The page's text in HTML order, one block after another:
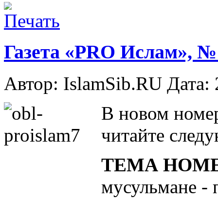
Газета «PRO Ислам»,
Автор: IslamSib.RU Дата:
В новом
читайте
ТЕМА
мусульмане -